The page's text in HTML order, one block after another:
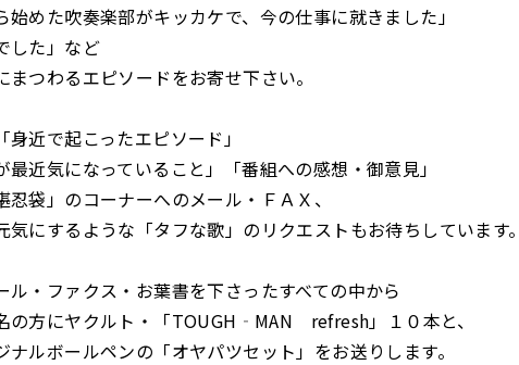
始めた吹奏楽部がキッカケで、今の仕事に就きました」
した」など
まつわるエピソードをお寄せ下さい。
身近で起こったエピソード」
最近気になっていること」「番組への感想・御意見」
忍袋」のコーナーへのメール・ＦＡＸ、
気にするような「タフな歌」のリクエストもお待ちしています
ル・ファクス・お葉書を下さったすべての中から
の方にヤクルト・「TOUGH‐MAN refresh」１０本と、
ナルボールペンの「オヤパツセット」をお送りします。